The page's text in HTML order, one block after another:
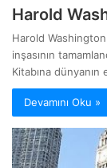
Harold
Harold
inşasının
Kitabına
Devamını Oku »